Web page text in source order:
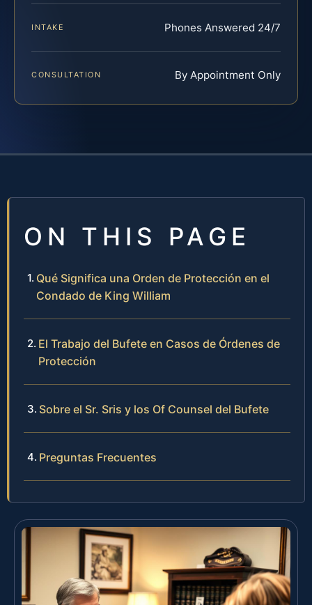
INTAKE Phones Answered 24/7
CONSULTATION By Appointment Only
ON THIS PAGE
Qué Significa una Orden de Protección en el
Condado de King William
El Trabajo del Bufete en Casos de Órdenes de
Protección
Sobre el Sr. Sris y los Of Counsel del Bufete
Preguntas Frecuentes